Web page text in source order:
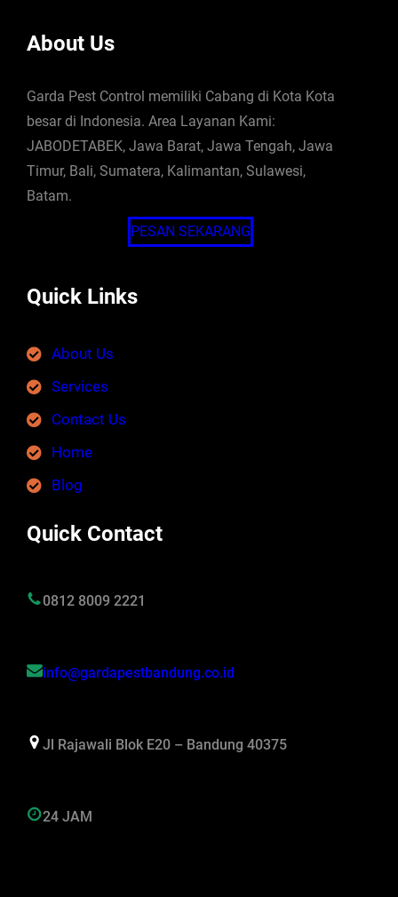
About Us
Garda Pest Control memiliki Cabang di Kota Kota
besar di Indonesia. Area Layanan Kami:
JABODETABEK, Jawa Barat, Jawa Tengah, Jawa
Timur, Bali, Sumatera, Kalimantan, Sulawesi,
Batam.
PESAN SEKARANG
Quick Links
About Us
Services
Contact Us
Home
Blog
Quick Contact
0812 8009 2221
info@gardapestbandung.co.id
Jl Rajawali Blok E20 – Bandung 40375
24 JAM